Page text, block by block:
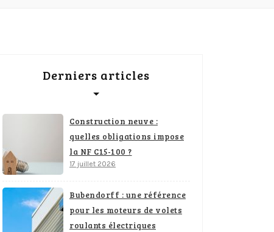
Derniers articles
Construction neuve :
quelles obligations impose
la NF C15-100 ?
17 juillet 2026
Bubendorff : une référence
pour les moteurs de volets
roulants électriques